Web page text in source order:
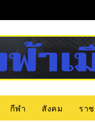
กีฬา สังคม รา